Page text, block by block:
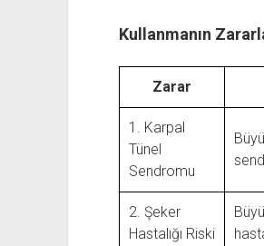
Kullanmanın
Zarar
1. Karpal
Tünel
Sendromu
2. Şeker
Hastalığı Riski